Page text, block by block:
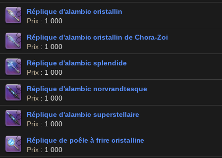
Réplique d'alambic cristallin
Prix: 1 000
Réplique d'alambic cristallin de Chora-Zoi
Prix: 1 000
Réplique d'alambic splendide
Prix: 1 000
Réplique d'alambic norvrandtesque
Prix: 1 000
Réplique d'alambic superstellaire
Prix: 1 000
Réplique de poêle à frire cristalline
Prix: 1 000